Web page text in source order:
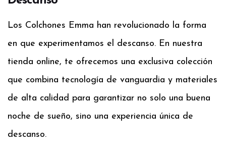
Los Colchones Emma han revolucionado la forma
en que experimentamos el descanso. En nuestra
tienda online, te ofrecemos una exclusiva colección
que combina tecnología de vanguardia y materiales
de alta calidad para garantizar no solo una buena
noche de sueño, sino una experiencia única de
descanso.